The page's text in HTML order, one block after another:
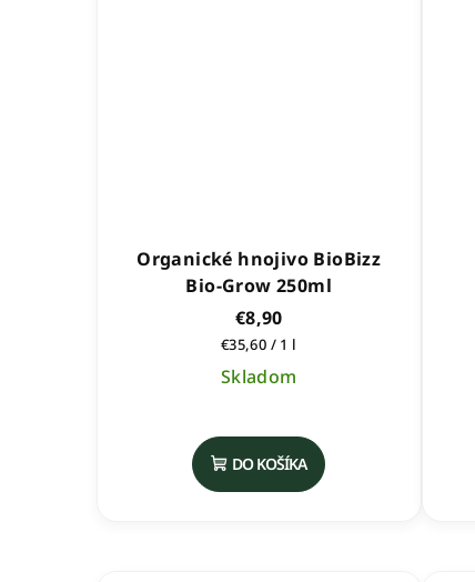
Organické hnojivo BioBizz
Bio-Grow 250ml
€8,90
Jednotková
cena:
€35,60 / 1 l
Skladom
hodnotenie
produktu
je
DO KOŠÍKA